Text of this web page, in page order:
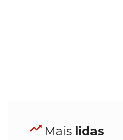
Mais lidas